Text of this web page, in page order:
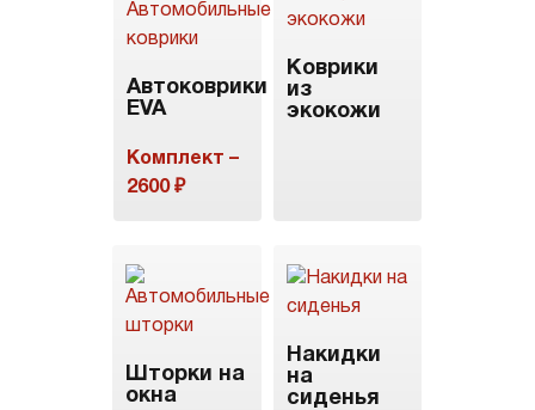
Автоковрики
EVA
Комплект –
2600 ₽
Коврики
из
экокожи
Шторки на
окна
Накидки
на
сиденья